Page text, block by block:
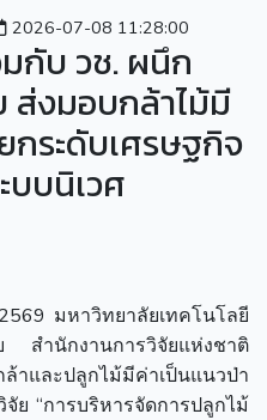
2026-07-08 11:28:00
กับ วช. ผนึก
ส่งมอบกล้าไม้มี
กระดับเศรษฐกิจ
บบนิเวศ
มหาวิทยาลัยเทคโนโลยี
ำนักงานการวิจัยแห่งชาติ
าและปลูกไม้มีค่าเป็นแนวป่า
ย “การบริหารจัดการปลูกไม้